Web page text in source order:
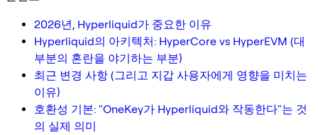
2026년, Hyperliquid가 중요한 이유
Hyperliquid의 아키텍처: HyperCore vs HyperEVM (대
부분의 혼란을 야기하는 부분)
최근 변경 사항 (그리고 지갑 사용자에게 영향을 미치는
이유)
호환성 기본: "OneKey가 Hyperliquid와 작동한다"는 것
의 실제 의미